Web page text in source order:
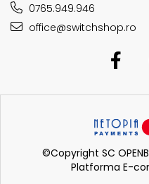
0765.949.946
office@switchshop.ro
©Copyright SC
Platforma E-